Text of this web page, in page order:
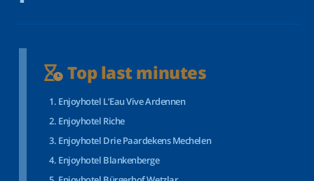
Top last minutes
Enjoyhotel L’Eau Vive Ardennen
Enjoyhotel Riche
Enjoyhotel Drie Paardekens Mechelen
Enjoyhotel Blankenberge